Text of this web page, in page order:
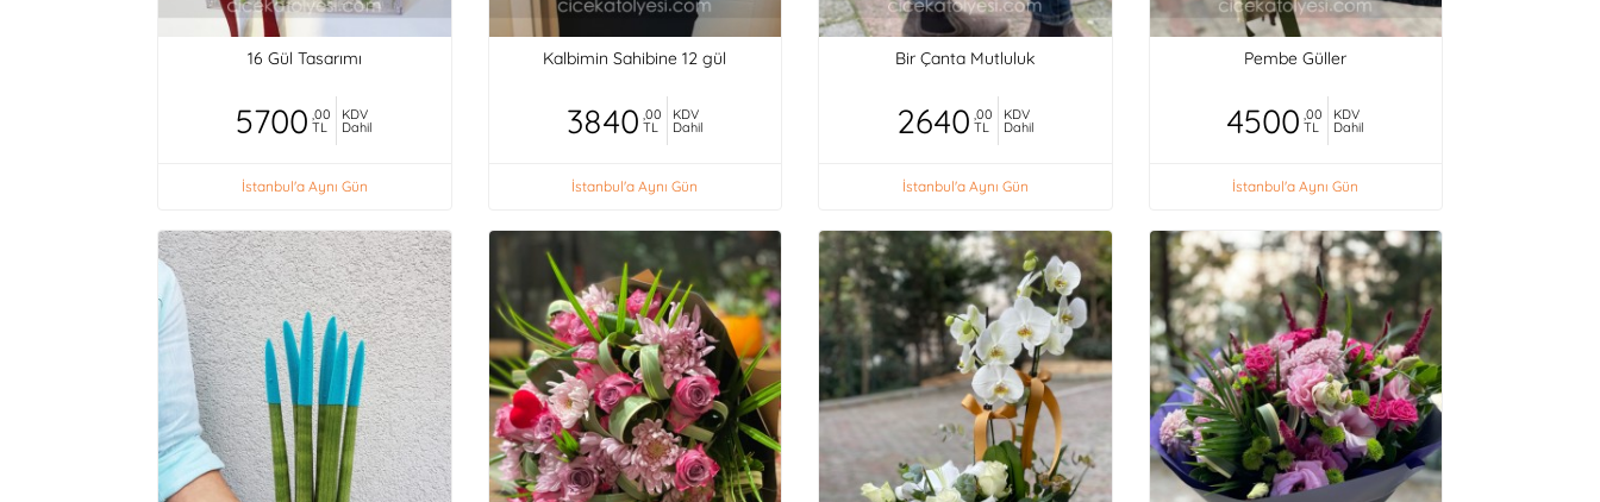
16 Gül Tasarımı
5700 ,00
TL
KDV
Dahil
İstanbul'a Aynı Gün
Kalbimin Sahibine 12 gül
3840 ,00
TL
KDV
Dahil
İstanbul'a Aynı Gün
Bir Çanta Mutluluk
2640 ,00
TL
KDV
Dahil
İstanbul'a Aynı Gün
Pembe Güller
4500 ,00
TL
KDV
Dahil
İstanbul'a Aynı Gün